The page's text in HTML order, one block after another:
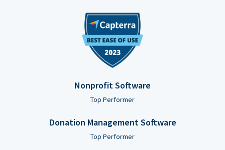
Nonprofit Software
Top Performer
Donation Management Software
Top Performer